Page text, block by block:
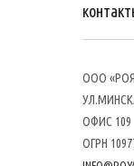
ООО
ОФИС 109
ОГРН